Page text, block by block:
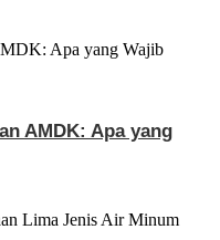
AMDK: Apa yang